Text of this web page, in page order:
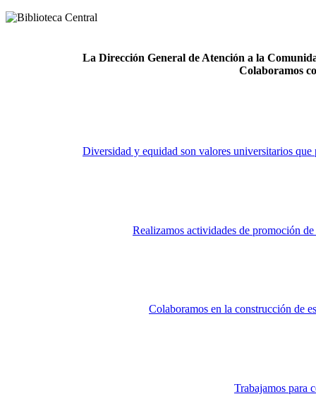
La Dirección General de Atención a la
Colaboramos
Diversidad y equidad son valores universitarios que
Realizamos actividades de promoción
Colaboramos en la construcción de
Trabajamos para